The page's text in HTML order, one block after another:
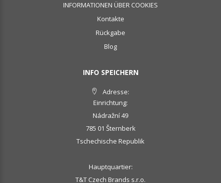
INFORMATIONEN ÜBER COOKIES
Kontakte
Rückgabe
Blog
INFO SPEICHERN
Adresse:
Einrichtung:
Nádražní 49
785 01 Šternberk
Tschechische Republik
Hauptquartier:
T&T Czech Brands s.r.o.